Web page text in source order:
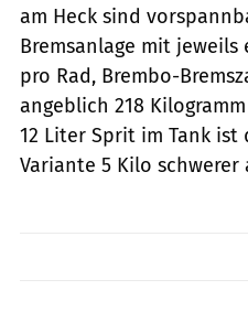
am Heck sind
Bremsanlage mit jeweils
pro Rad, Brembo-
angeblich 218
12 Liter Sprit im Tank ist
Variante 5 Kilo schwerer